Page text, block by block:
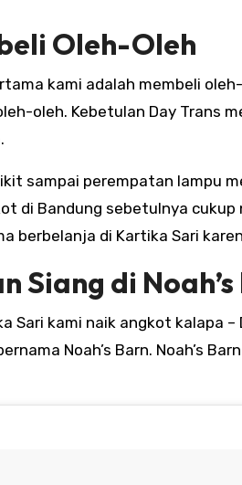
Oleh-Oleh
kami adalah membeli
oleh. Kebetulan Day Trans
sampai perempatan lampu
di Bandung sebetulnya
berbelanja di Kartika Sari
Siang di
Sari kami naik angkot kalapa
Noah’s Barn. Noah’s